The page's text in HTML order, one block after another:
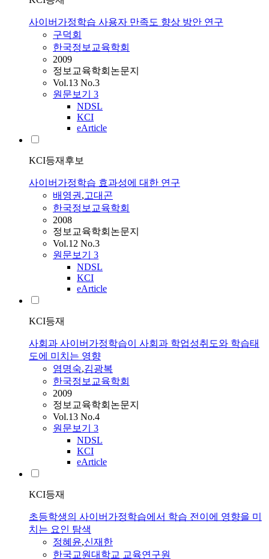
사이버가정학습 사용자 만족도 향상 방안 연구
구덕회
한국정보교육학회
2009
정보교육학회논문지
Vol.13 No.3
원문보기 3
NDSL
KCI
eArticle
KCI등재후보
사이버가정학습 효과성에 대한 연구
배영권,고대곤
한국정보교육학회
2008
정보교육학회논문지
Vol.12 No.3
원문보기 3
NDSL
KCI
eArticle
KCI등재
사회과 사이버가정학습이 사회과 학업성취도와 학습태
도에 미치는 영향
염명숙,김광복
한국정보교육학회
2009
정보교육학회논문지
Vol.13 No.4
원문보기 3
NDSL
KCI
eArticle
KCI등재
초등학생의 사이버가정학습에서 학습 전이에 영향을 미
치는 요인 탐색
정혜윤,신재한
한국교원대학교 교육연구원